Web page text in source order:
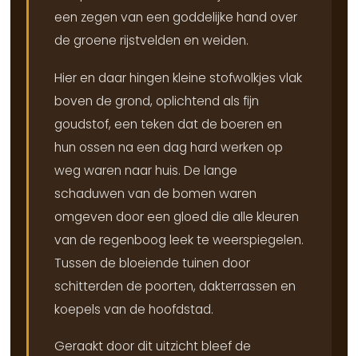
een zegen van een goddelijke hand over
de groene rijstvelden en weiden.
Hier en daar hingen kleine stofwolkjes vlak
boven de grond, oplichtend als fijn
goudstof, een teken dat de boeren en
hun ossen na een dag hard werken op
weg waren naar huis. De lange
schaduwen van de bomen waren
omgeven door een gloed die alle kleuren
van de regenboog leek te weerspiegelen.
Tussen de bloeiende tuinen door
schitterden de poorten, dakterrassen en
koepels van de hoofdstad.
Geraakt door dit uitzicht bleef de